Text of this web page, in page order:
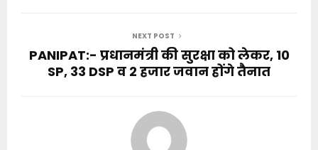
NEXT POST
PANIPAT:- प्रधानमंत्री की सुरक्षा को लेकर, 10
SP, 33 DSP व 2 हजार जवान होंगे तैनात